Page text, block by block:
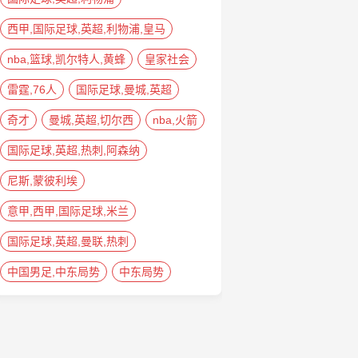
西甲,国际足球,英超,利物浦,皇马
nba,篮球,凯尔特人,黄蜂 皇家社会
雷霆,76人 国际足球,曼城,英超
奇才 曼城,英超,切尔西 nba,火箭
国际足球,英超,热刺,阿森纳
尼斯,蒙彼利埃
意甲,西甲,国际足球,米兰
国际足球,英超,曼联,热刺
中国男足,中东局势 中东局势